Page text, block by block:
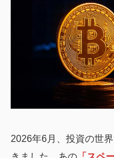
2026年6月、投資の世